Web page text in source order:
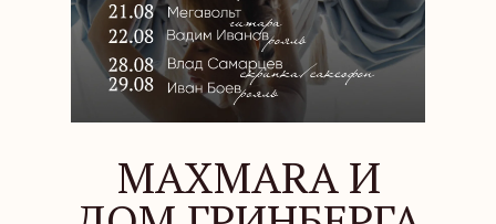
Погрузитесь в мир изысканных вкусов с